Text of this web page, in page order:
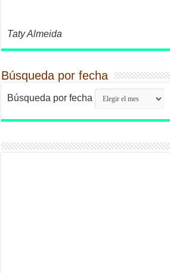
Taty Almeida
Búsqueda por fecha
Búsqueda por fecha